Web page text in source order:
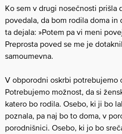
Ko sem v drugi nosečnosti
povedala, da bom rodila doma in
ta dejala: »Potem pa vi meni
Preprosta poved se me je
samoumevna.
V obporodni oskrbi potrebujemo
Potrebujemo možnost, da si
katero bo rodila. Osebo, ki ji bo
poznala, pa naj bo to doma, v
porodnišnici. Osebo, ki jo bo